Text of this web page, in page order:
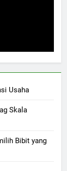
Usaha
Skala
Bibit yang